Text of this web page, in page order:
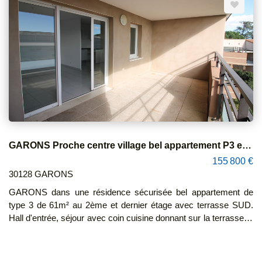
GARONS Proche centre village bel appartement P3 en résidence de 61m² avec terrasse et 2 parking
155 800 €
30128 GARONS
GARONS dans une résidence sécurisée bel appartement de
type 3 de 61m² au 2ème et dernier étage avec terrasse SUD.
Hall d'entrée, séjour avec coin cuisine donnant sur la terrasse .2